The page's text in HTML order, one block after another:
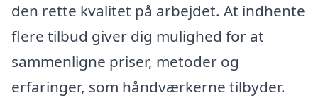
den rette kvalitet på arbejdet. At indhente
flere tilbud giver dig mulighed for at
sammenligne priser, metoder og
erfaringer, som håndværkerne tilbyder.